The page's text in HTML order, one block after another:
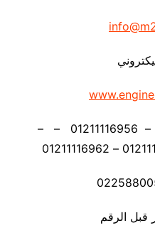
موبايل: 01211116954 – – 01211116956 – –